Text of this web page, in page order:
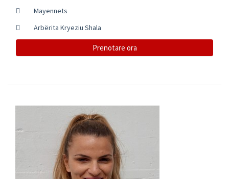
Mayennets
Arbërita Kryeziu Shala
Prenotare ora